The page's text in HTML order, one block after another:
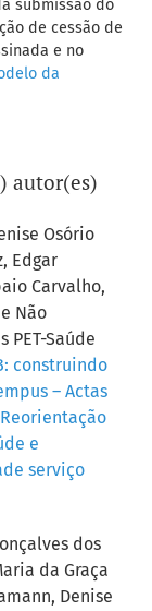
submissão do
de cessão de
e no
da
autor(es)
Osório
Edgar
Carvalho,
Não
PET-Saúde
construindo
– Actas
e
serviço
dos
da Graça
Denise